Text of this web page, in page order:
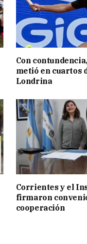
Con
metió en cuartos
Londrina
Corrientes y el
firmaron
cooperación